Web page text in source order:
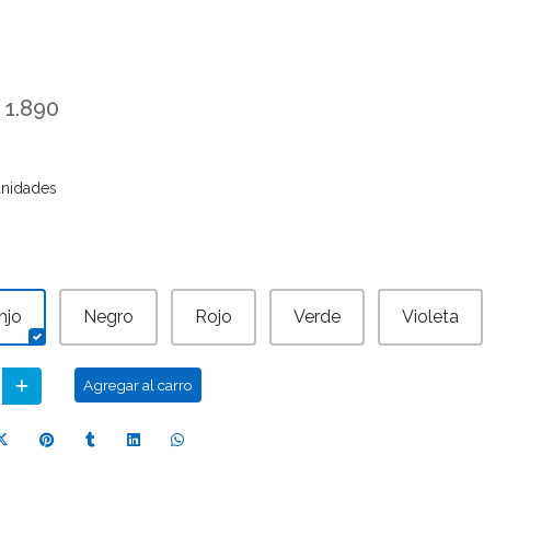
Negro Rojo Verde Violeta
Agregar al carro